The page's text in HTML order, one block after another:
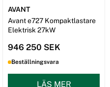
AVANT
Avant e727 Kompaktlastare
Elektrisk 27kW
946 250 SEK
Beställningsvara
LÄS MER